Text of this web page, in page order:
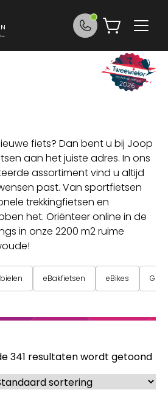
fiets? Dan bent u bij Joop
aan het juiste adres. In ons
assortiment vind u altijd
past. Van sportfietsen
trekkingfietsen en
het. Oriënteer online in de
in onze 2200 m2 ruime
eBakfietsen eBikes
341 resultaten wordt getoond